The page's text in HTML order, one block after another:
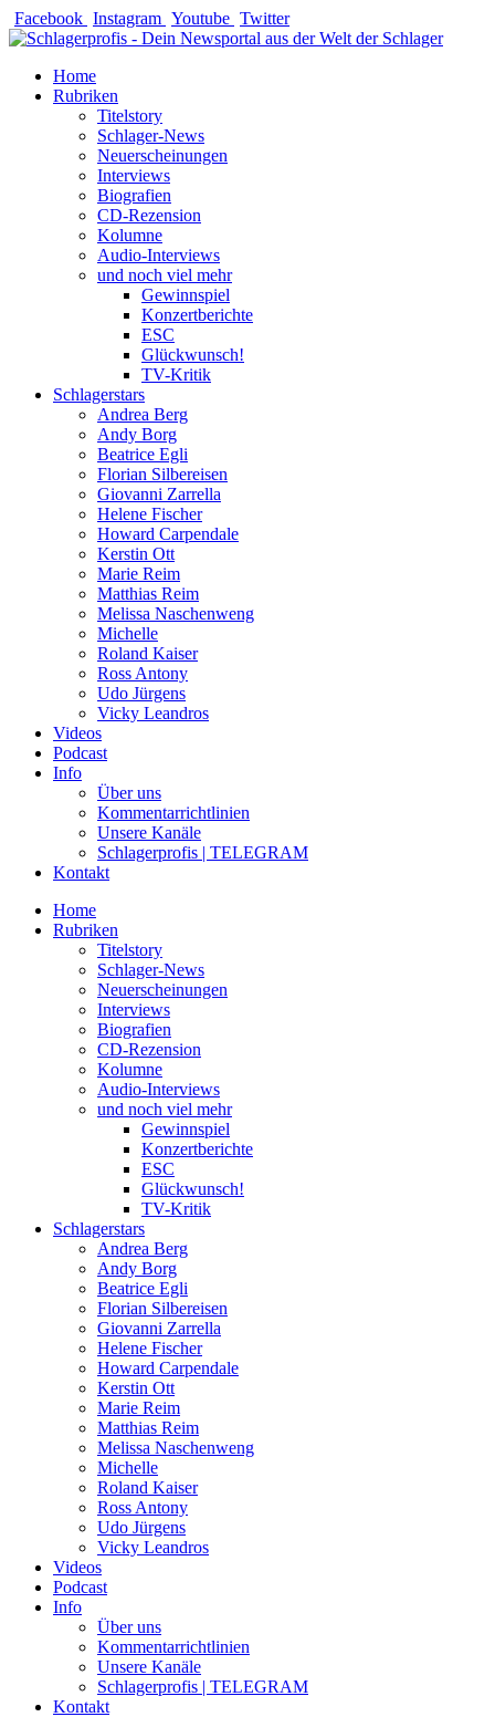
Zum
Inhalt
Facebook Instagram Youtube Twitter
Home
Rubriken
Titelstory
Schlager-News
Neuerscheinungen
Interviews
Biografien
CD-Rezension
Kolumne
Audio-Interviews
und noch viel mehr
Gewinnspiel
Konzertberichte
ESC
Glückwunsch!
TV-Kritik
Schlagerstars
Andrea Berg
Andy Borg
Beatrice Egli
Florian Silbereisen
Giovanni Zarrella
Helene Fischer
Howard Carpendale
Kerstin Ott
Marie Reim
Matthias Reim
Melissa Naschenweng
Michelle
Roland Kaiser
Ross Antony
Udo Jürgens
Vicky Leandros
Videos
Podcast
Info
Über uns
Kommentarrichtlinien
Unsere Kanäle
Schlagerprofis | TELEGRAM
Kontakt
Home
Rubriken
Titelstory
Schlager-News
Neuerscheinungen
Interviews
Biografien
CD-Rezension
Kolumne
Audio-Interviews
und noch viel mehr
Gewinnspiel
Konzertberichte
ESC
Glückwunsch!
TV-Kritik
Schlagerstars
Andrea Berg
Andy Borg
Beatrice Egli
Florian Silbereisen
Giovanni Zarrella
Helene Fischer
Howard Carpendale
Kerstin Ott
Marie Reim
Matthias Reim
Melissa Naschenweng
Michelle
Roland Kaiser
Ross Antony
Udo Jürgens
Vicky Leandros
Videos
Podcast
Info
Über uns
Kommentarrichtlinien
Unsere Kanäle
Schlagerprofis | TELEGRAM
Kontakt